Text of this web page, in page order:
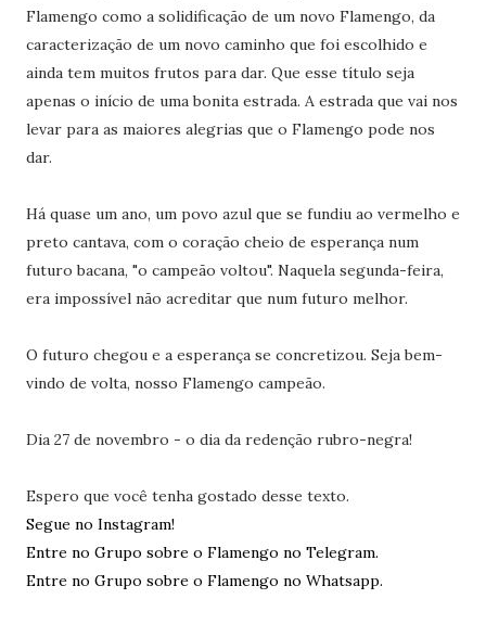
Flamengo como a solidificação de um novo Flamengo, da
caracterização de um novo caminho que foi escolhido e
ainda tem muitos frutos para dar. Que esse título seja
apenas o início de uma bonita estrada. A estrada que vai nos
levar para as maiores alegrias que o Flamengo pode nos
dar.
Há quase um ano, um povo azul que se fundiu ao vermelho e
preto cantava, com o coração cheio de esperança num
futuro bacana, "o campeão voltou". Naquela segunda-feira,
era impossível não acreditar que num futuro melhor.
O futuro chegou e a esperança se concretizou. Seja bem-
vindo de volta, nosso Flamengo campeão.
Dia 27 de novembro - o dia da redenção rubro-negra!
Espero que você tenha gostado desse texto.
Segue no Instagram!
Entre no Grupo sobre o Flamengo no Telegram.
Entre no Grupo sobre o Flamengo no Whatsapp.